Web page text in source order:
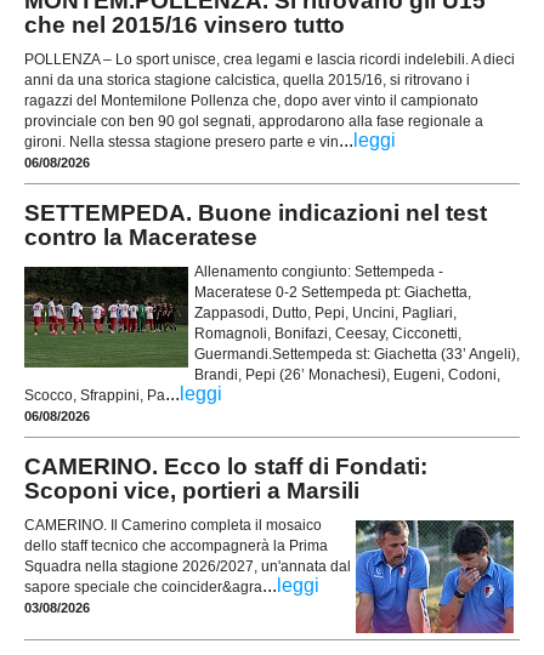
che nel 2015/16 vinsero tutto
POLLENZA – Lo sport unisce, crea legami e lascia ricordi indelebili. A dieci
anni da una storica stagione calcistica, quella 2015/16, si ritrovano i
ragazzi del Montemilone Pollenza che, dopo aver vinto il campionato
provinciale con ben 90 gol segnati, approdarono alla fase regionale a
gironi. Nella stessa stagione presero parte e vin... leggi
06/08/2026
SETTEMPEDA. Buone indicazioni nel test
contro la Maceratese
Allenamento congiunto: Settempeda -
Maceratese 0-2 Settempeda pt: Giachetta,
Zappasodi, Dutto, Pepi, Uncini, Pagliari,
Romagnoli, Bonifazi, Ceesay, Cicconetti,
Guermandi.Settempeda st: Giachetta (33’ Angeli),
Brandi, Pepi (26’ Monachesi), Eugeni, Codoni,
Scocco, Sfrappini, Pa... leggi
06/08/2026
CAMERINO. Ecco lo staff di Fondati:
Scoponi vice, portieri a Marsili
CAMERINO. Il Camerino completa il mosaico
dello staff tecnico che accompagnerà la Prima
Squadra nella stagione 2026/2027, un'annata dal
sapore speciale che coincider&agra... leggi
03/08/2026